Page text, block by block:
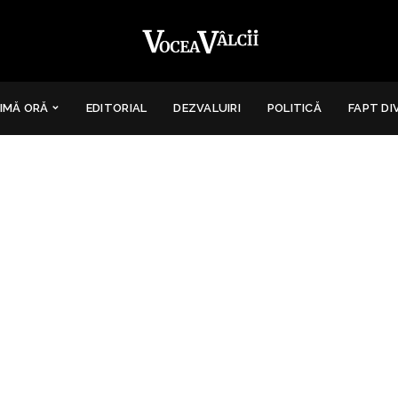
ORĂ EDITORIAL DEZVALUIRI POLITICĂ FAPT